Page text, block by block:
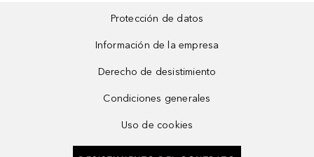
Protección de datos
Información de la empresa
Derecho de desistimiento
Condiciones generales
Uso de cookies